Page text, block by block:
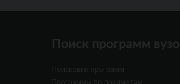
Поиск программ
Поисковик программ
Программы по предметам